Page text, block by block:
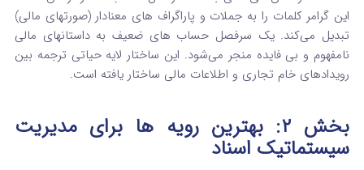
این گرامر کلمات را به جملات و پاراگراف های معنادار (صورتهای مالی)
تبدیل می‌کند. یک سرفصل حساب های ضعیف به داستانهای مالی
نامفهوم و بی‌ فایده منجر می‌شود. این ساختار لایه حیاتی ترجمه بین
رویدادهای خام تجاری و اطلاعات مالی ساختار یافته است.
بخش ۲: بهترین رویه ها برای مدیریت
سیستماتیک اسناد